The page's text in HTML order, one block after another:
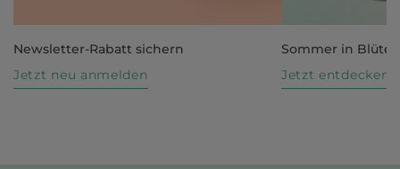
Newsletter-Rabatt sichern
Jetzt neu anmelden
Sommer in Blüte
Jetzt entdecken